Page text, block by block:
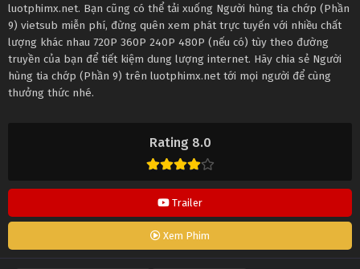
Rating 8.0
Trailer
Xem Phim
luotphimx.net. Bạn cũng có thể tải xuống Người hùng tia chớp (Phần
9) vietsub miễn phí, đừng quên xem phát trực tuyến với nhiều chất
lượng khác nhau 720P 360P 240P 480P (nếu có) tùy theo đường
truyền của bạn để tiết kiệm dung lượng internet. Hãy chia sẻ Người
hùng tia chớp (Phần 9) trên luotphimx.net tới mọi người để cùng
thưởng thức nhé.